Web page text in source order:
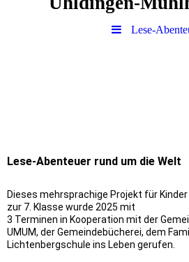
Lese-
Lese-Abenteuer rund um die Welt
Dieses mehrsprachige Projekt für
zur 7. Klasse wurde 2025 mit
3 Terminen in Kooperation mit der
UMUM, der Gemeindebücherei, dem
Lichtenbergschule ins Leben gerufen.